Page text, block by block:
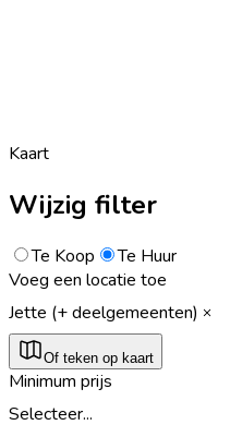
Kaart
Wijzig filter
Te Koop
Te Huur
Voeg een locatie toe
Jette (+ deelgemeenten)
Of teken op kaart
Minimum prijs
Selecteer...